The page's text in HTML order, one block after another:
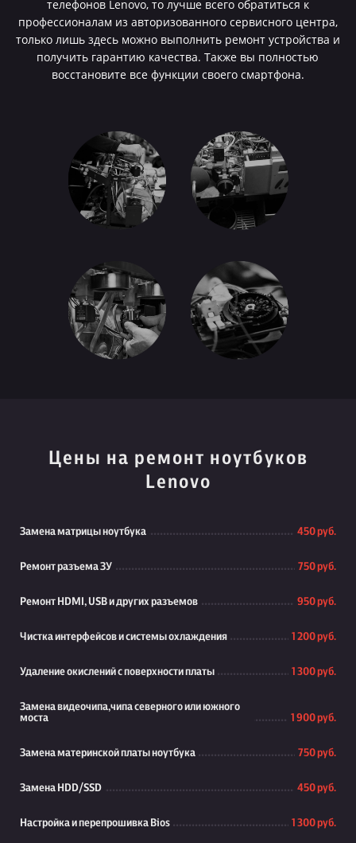
телефонов Lenovo, то лучше всего обратиться к
профессионалам из авторизованного сервисного центра,
только лишь здесь можно выполнить ремонт устройства и
получить гарантию качества. Также вы полностью
восстановите все функции своего смартфона.
Цены на ремонт ноутбуков
Lenovo
Замена матрицы ноутбука 450 руб.
Ремонт разъема ЗУ 750 руб.
Ремонт HDMI, USB и других разъемов 950 руб.
Чистка интерфейсов и системы охлаждения 1 200 руб.
Удаление окислений с поверхности платы 1 300 руб.
Замена видеочипа,чипа северного или южного
моста
1 900 руб.
Замена материнской платы ноутбука 750 руб.
Замена HDD/SSD 450 руб.
Настройка и перепрошивка Bios 1 300 руб.